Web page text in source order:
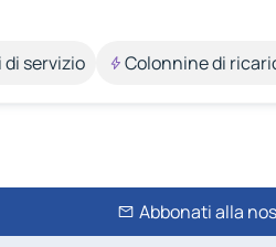
servizio Colonnine di
Abbonati alla